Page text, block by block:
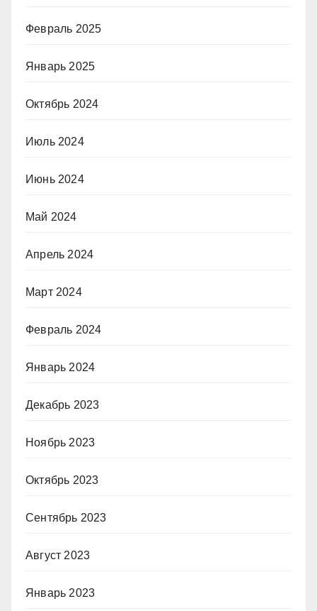
Февраль 2025
Январь 2025
Октябрь 2024
Июль 2024
Июнь 2024
Май 2024
Апрель 2024
Март 2024
Февраль 2024
Январь 2024
Декабрь 2023
Ноябрь 2023
Октябрь 2023
Сентябрь 2023
Август 2023
Январь 2023